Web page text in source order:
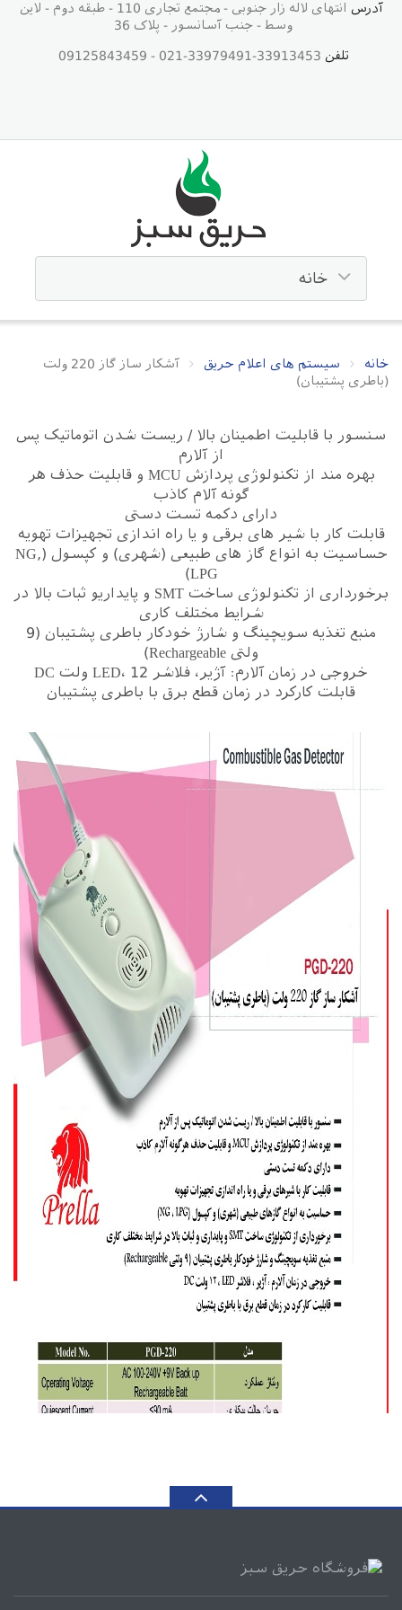
آدرس
انتهای لاله زار جنوبی - مجتمع تجاری 110 - طبقه دوم - لاین
وسط - جنب آسانسور - پلاک 36
تلفن 33913453-33979491-021 - 09125843459
خانه سیستم های اعلام حریق
آشکار ساز گاز 220 ولت
(باطری پشتیبان)
سنسور با قابلیت اطمینان بالا / ریست شدن اتوماتیک پس
از آلارم
بهره مند از تکنولوژی پردازش MCU و قابلیت حذف هر
گونه آلام کاذب
دارای دکمه تست دستی
قابلت کار با شیر های برقی و یا راه اندازی تجهیزات تهویه
حساسیت به انواع گاز های طبیعی (شهری) و کپسول (NG,
LPG)
برخورداری از تکنولوژی ساخت SMT و پایداریو ثبات بالا در
شرایط مختلف کاری
منبع تغذیه سویچینگ و شارژ خودکار باطری پشتیبان (9
ولتی Rechargeable)
خروجی در زمان آلارم: آژیر، فلاشر LED، 12 ولت DC
قابلت کارکرد در زمان قطع برق با باطری پشتیبان